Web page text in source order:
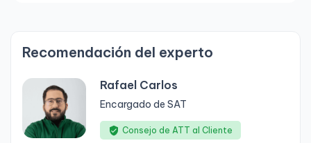
Recomendación del experto
Rafael Carlos
Encargado de SAT
Consejo de ATT al Cliente